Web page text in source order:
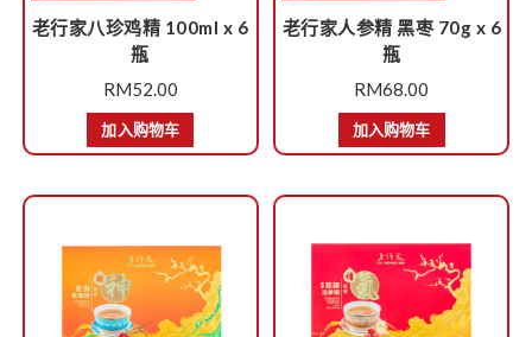
老行家八珍鸡精 100ml x 6
瓶
RM52.00
加入购物车
老行家人参精 黑枣 70g x 6
瓶
RM68.00
加入购物车